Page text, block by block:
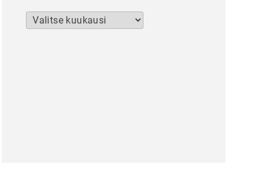
Arkistot